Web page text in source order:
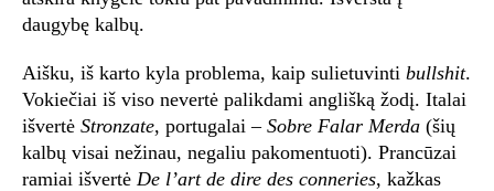
daugybę kalbų.
Aišku, iš karto kyla problema, kaip sulietuvinti bullshit.
Vokiečiai iš viso nevertė palikdami anglišką žodį. Italai
išvertė Stronzate, portugalai – Sobre Falar Merda (šių
kalbų visai nežinau, negaliu pakomentuoti). Prancūzai
ramiai išvertė De l’art de dire des conneries, kažkas